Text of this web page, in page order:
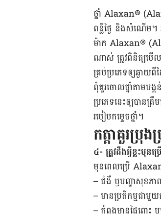
ថ្នាំ Alaxan®
ពន្លឺ​ថ្ងៃ និង​សំណើម។
ម៉ាក Alaxan®
ណាស់ ​ត្រូវ​ពិនិត្យ​មើល​
គ្រប់​ប្រភេទ​ឲ្យ​ឆ្ងាយ​
ពុំ​គួរ​ចោល​ថ្នាំតាម​បង្
ប្រភេទ​នេះ​ឲ្យ​បាន​
របៀប​កម្ទេច​ថ្នាំ។
កត្តាគួរប្រុង
៤- ត្រូវ​ដឹង​អ្វីខ្លះ​មុន​ប្
មុន​ពេល​ប្រើ
– ជំងឺ ឬ​បញ្ហា​សុខភា
– មាន​ប្រតិកម្ម​ជាមួយ​